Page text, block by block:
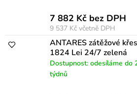
9 537 Kč včetně DPH
7 882 Kč bez DPH
ANTARES zátěžové
1824 Lei 24/7 zelená
Dostupnost: odesíláme do
týdnů
ů